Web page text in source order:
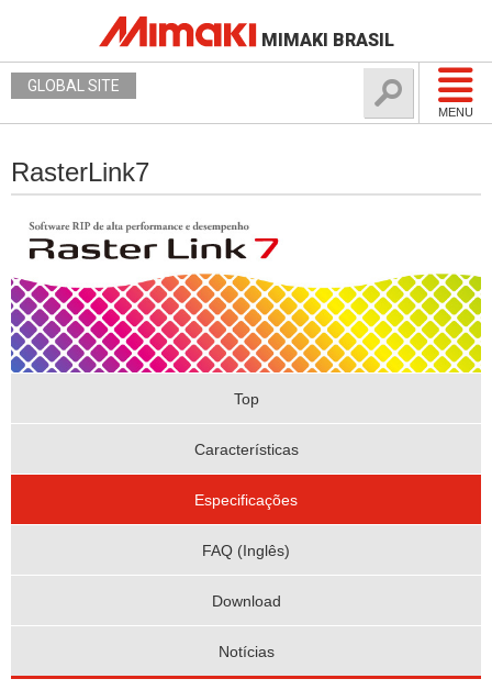
MIMAKI BRASIL
MENU
GLOBAL SITE
RasterLink7
Top
Características
Especificações
FAQ (Inglês)
Download
Notícias